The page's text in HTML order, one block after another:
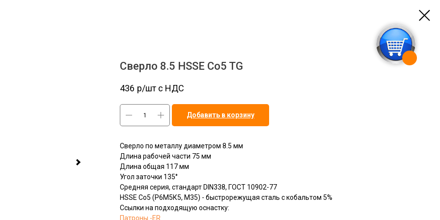
Сверло 8.5 HSSE Co5 TG
436 р/шт c НДС
Добавить в корзину
Сверло по металлу диаметром 8.5 мм
Длина рабочей части 75 мм
Длина общая 117 мм
Угол заточки 135°
Средняя серия, стандарт DIN338, ГОСТ 10902-77
HSSЕ Сo5 (Р6М5К5, М35) - быстрорежущая сталь с кобальтом 5%
Ссылки на подходящую оснастку:
Патроны -ER__